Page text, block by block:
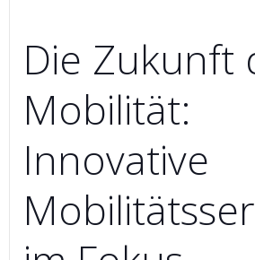
Die Zukunft
Mobilität:
Innovative